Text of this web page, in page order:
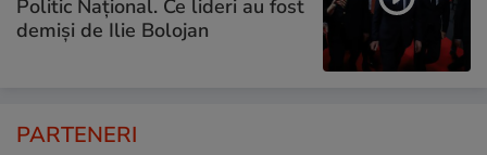
Politic Național. Ce lideri au fost
demiși de Ilie Bolojan
PARTENERI